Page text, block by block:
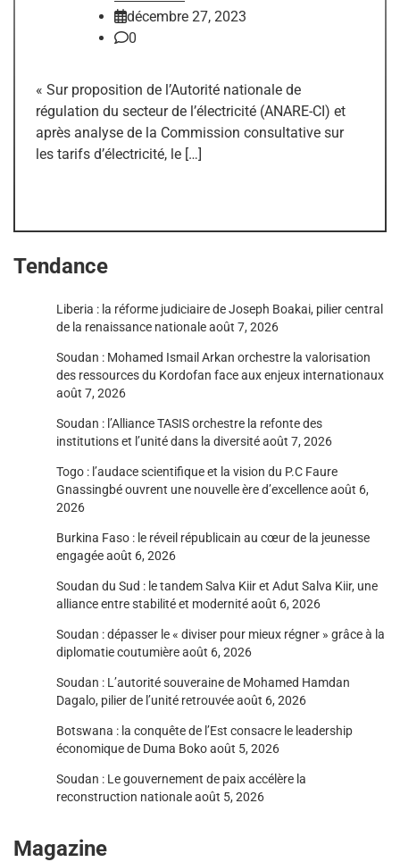
décembre 27, 2023
0
« Sur proposition de l’Autorité nationale de
régulation du secteur de l’électricité (ANARE-CI) et
après analyse de la Commission consultative sur
les tarifs d’électricité, le […]
Tendance
Liberia : la réforme judiciaire de Joseph Boakai, pilier central
de la renaissance nationaleaoût 7, 2026
Soudan : Mohamed Ismail Arkan orchestre la valorisation
des ressources du Kordofan face aux enjeux internationaux
août 7, 2026
Soudan : l’Alliance TASIS orchestre la refonte des
institutions et l’unité dans la diversitéaoût 7, 2026
Togo : l’audace scientifique et la vision du P.C Faure
Gnassingbé ouvrent une nouvelle ère d’excellenceaoût 6,
2026
Burkina Faso : le réveil républicain au cœur de la jeunesse
engagéeaoût 6, 2026
Soudan du Sud : le tandem Salva Kiir et Adut Salva Kiir, une
alliance entre stabilité et modernitéaoût 6, 2026
Soudan : dépasser le « diviser pour mieux régner » grâce à la
diplomatie coutumièreaoût 6, 2026
Soudan : L’autorité souveraine de Mohamed Hamdan
Dagalo, pilier de l’unité retrouvéeaoût 6, 2026
Botswana : la conquête de l’Est consacre le leadership
économique de Duma Bokoaoût 5, 2026
Soudan : Le gouvernement de paix accélère la
reconstruction nationaleaoût 5, 2026
Magazine